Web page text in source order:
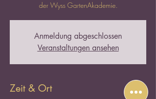
der Wyss GartenAkademie.
Anmeldung abgeschlossen
Veranstaltungen ansehen
Zeit & Ort